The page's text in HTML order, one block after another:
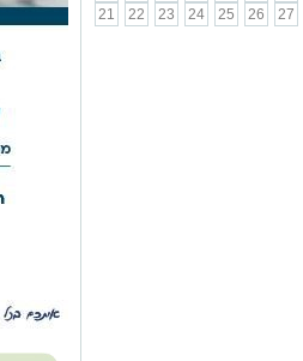
21 22 23 24 25 26 27